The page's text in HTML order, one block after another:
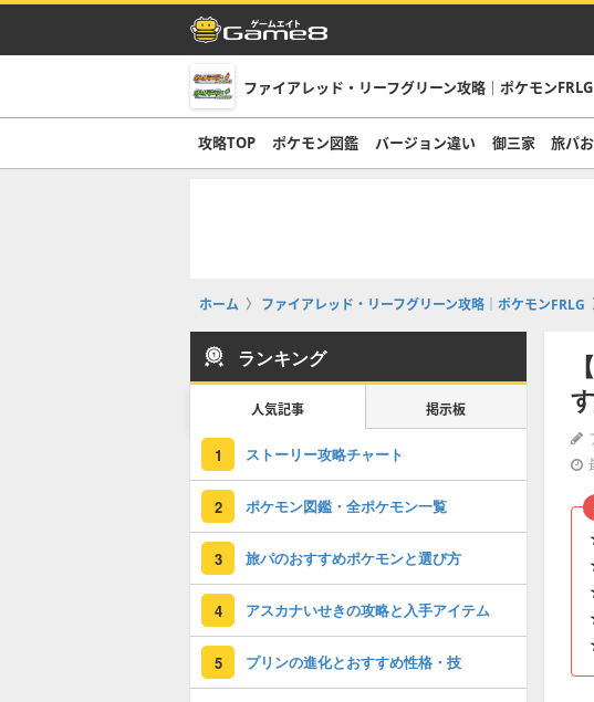
ファイアレッド・リーフグリーン攻略｜ポケモンFRLG
攻略TOP ポケモン図鑑 バージョン違い 御三家 旅パ
ホーム ファイアレッド・リーフグリーン攻略｜ポケモンFRLG
ランキング
人気記事 掲示板
1 ストーリー攻略チャート
2 ポケモン図鑑・全ポケモン一覧
3 旅パのおすすめポケモンと選び方
4 アスカナいせきの攻略と入手アイテム
5 プリンの進化とおすすめ性格・技